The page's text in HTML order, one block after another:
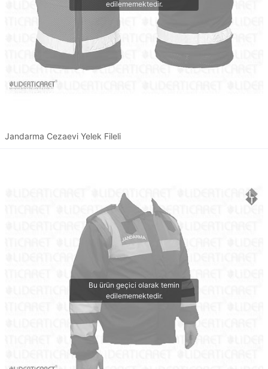
Jandarma Cezaevi Yelek Fileli